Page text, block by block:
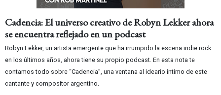
Cadencia: El universo creativo de Robyn Lekker ahora
se encuentra reflejado en un podcast
Robyn Lekker, un artista emergente que ha irrumpido la escena indie rock
en los últimos años, ahora tiene su propio podcast. En esta nota te
contamos todo sobre “Cadencia”, una ventana al ideario íntimo de este
cantante y compositor argentino.